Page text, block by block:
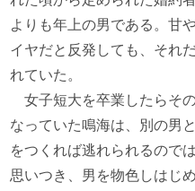
よりも年上の男である。甘
イヤだと反発しても、それ
れていた。
女子短大を卒業したらそ
なっていた鳴海は、別の男
をつくれば逃れられるので
思いつき、男を物色しはじ